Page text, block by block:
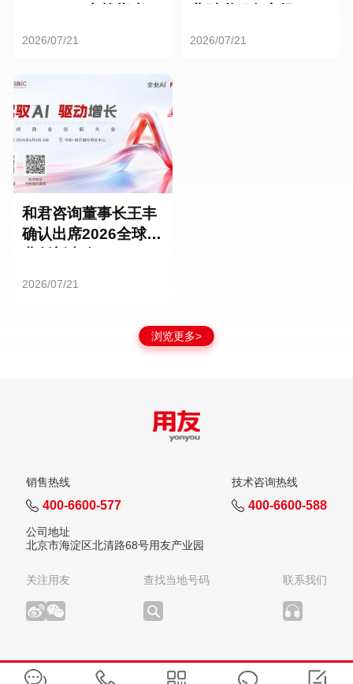
2026/07/21 2026/07/21
和君咨询董事长王丰
确认出席2026全球商
2026/07/21
浏览更多>
销售热线
400-6600-577
技术咨询热线
400-6600-588
公司地址
北京市海淀区北清路68号用友产业园
关注用友 查找当地号码 联系我们
版权所有：用友网络科技股份有限公司